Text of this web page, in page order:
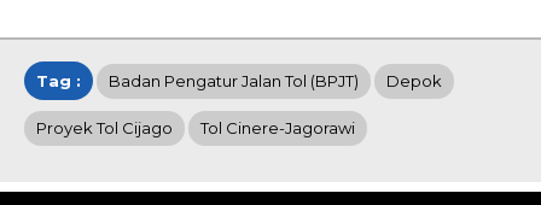
Tag : Badan Pengatur Jalan Tol (BPJT) Depok
Proyek Tol Cijago Tol Cinere-Jagorawi